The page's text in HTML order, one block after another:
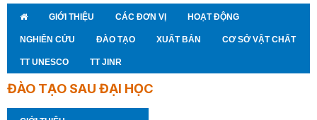
GIỚI THIỆU CÁC ĐƠN VỊ HOẠT ĐỘNG
NGHIÊN CỨU ĐÀO TẠO XUẤT BẢN CƠ SỞ VẬT CHẤT
TT UNESCO TT JINR
ĐÀO TẠO SAU ĐẠI HỌC